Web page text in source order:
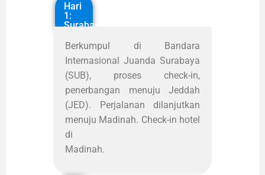
Hari
1:
Surabaya
Berkumpul di Bandara
Internasional Juanda Surabaya
(SUB), proses check-in,
penerbangan menuju Jeddah
(JED). Perjalanan dilanjutkan
menuju Madinah. Check-in hotel
di
Madinah.